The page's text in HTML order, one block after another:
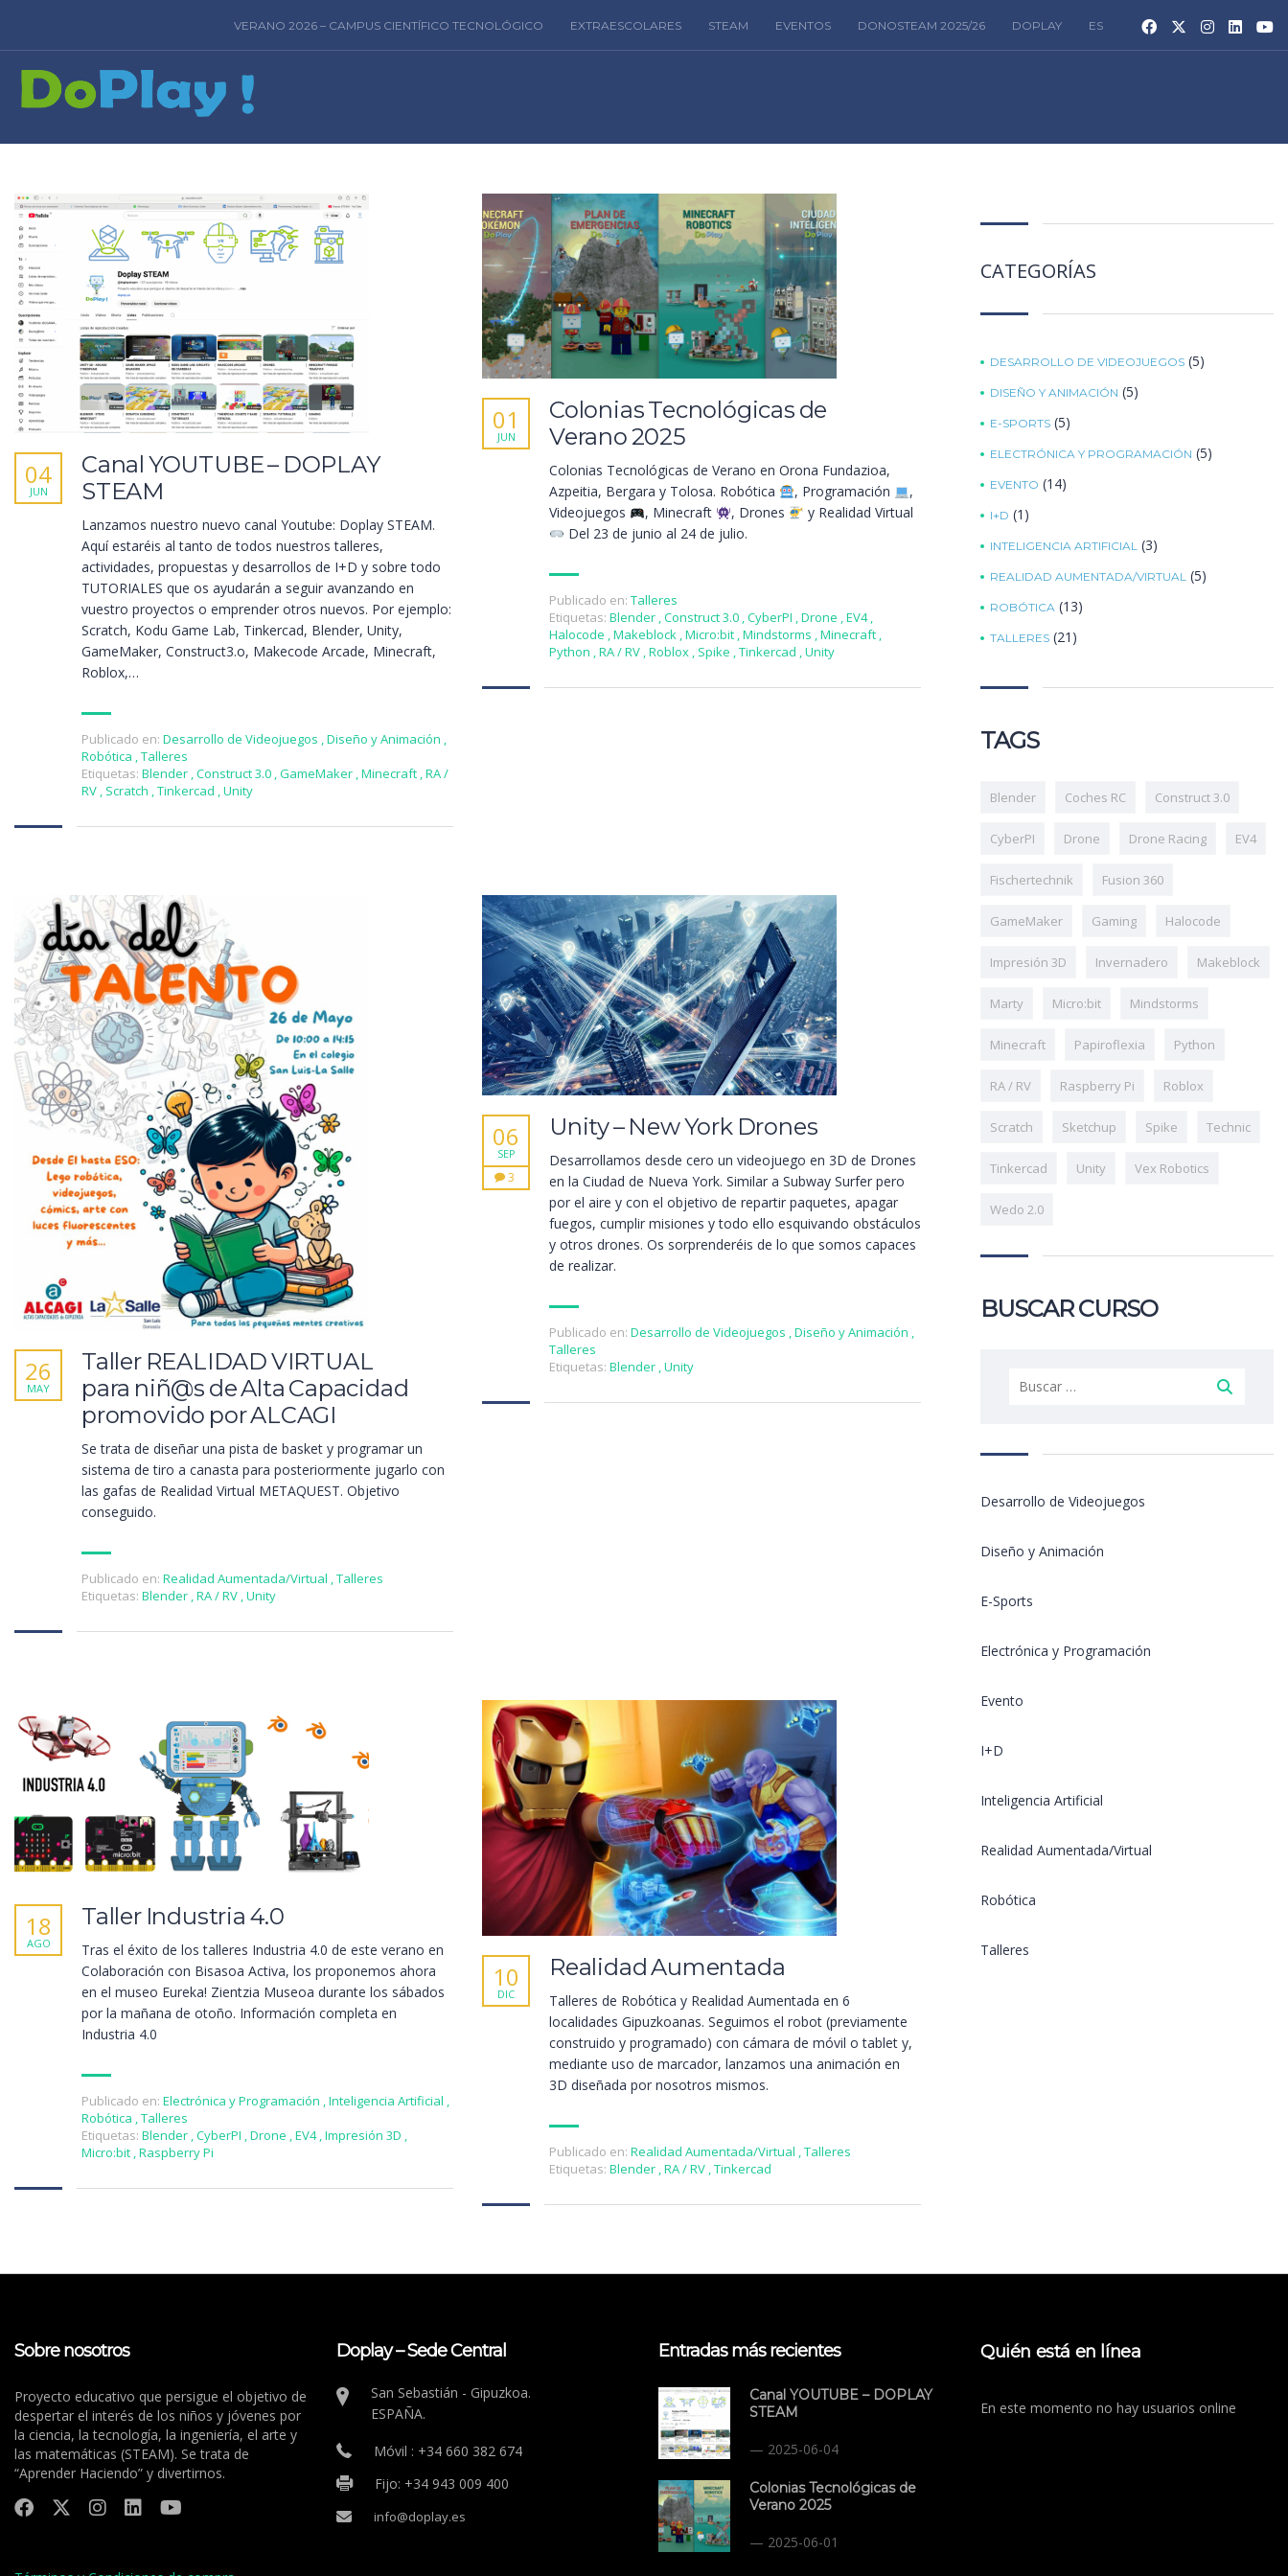
VERANO 2026 – CAMPUS CIENTÍFICO TECNOLÓGICO EXTRAESCOLARES STEAM EVENTOS DONOSTEAM 2025/26 DOPLAY ES
Canal YOUTUBE – DOPLAY
STEAM
04
JUN
Lanzamos nuestro nuevo canal Youtube: Doplay STEAM.
Aquí estaréis al tanto de todos nuestros talleres,
actividades, propuestas y desarrollos de I+D y sobre todo
TUTORIALES que os ayudarán a seguir avanzando en
vuestro proyectos o emprender otros nuevos. Por ejemplo:
Scratch, Kodu Game Lab, Tinkercad, Blender, Unity,
GameMaker, Construct3.o, Makecode Arcade, Minecraft,
Roblox,…
Publicado en: Desarrollo de Videojuegos ,Diseño y Animación ,
Robótica ,Talleres
Etiquetas: Blender ,Construct 3.0 ,GameMaker ,Minecraft ,RA /
RV , Scratch ,Tinkercad ,Unity
Colonias Tecnológicas de
Verano 2025
01
JUN
Colonias Tecnológicas de Verano en Orona Fundazioa,
Azpeitia, Bergara y Tolosa. Robótica
, Programación
,
Videojuegos
, Minecraft , Drones
y Realidad Virtual
Del 23 de junio al 24 de julio.
Publicado en: Talleres
Etiquetas: Blender ,Construct 3.0 ,CyberPI ,Drone ,EV4,
Halocode ,Makeblock ,Micro:bit ,Mindstorms ,Minecraft ,
Python ,RA / RV ,Roblox , Spike ,Tinkercad ,Unity
Taller REALIDAD VIRTUAL
para niñ@s de Alta Capacidad
promovido por ALCAGI
26
MAY
Se trata de diseñar una pista de basket y programar un
sistema de tiro a canasta para posteriormente jugarlo con
las gafas de Realidad Virtual METAQUEST. Objetivo
conseguido.
Publicado en: Realidad Aumentada/Virtual Talleres
Etiquetas: Blender RA / RV Unity
Unity – New York Drones
06
SEP
3
Desarrollamos desde cero un videojuego en 3D de Drones
en la Ciudad de Nueva York. Similar a Subway Surfer pero
por el aire y con el objetivo de repartir paquetes, apagar
fuegos, cumplir misiones y todo ello esquivando obstáculos
y otros drones. Os sorprenderéis de lo que somos capaces
de realizar.
Publicado en: Desarrollo de Videojuegos Diseño y Animación
Talleres
Etiquetas: Blender Unity
Taller Industria 4.0
18
AGO
Tras el éxito de los talleres Industria 4.0 de este verano en
Colaboración con Bisasoa Activa, los proponemos ahora
en el museo Eureka! Zientzia Museoa durante los sábados
por la mañana de otoño. Información completa en
Industria 4.0
Publicado en: Electrónica y Programación Inteligencia Artificial
Robótica Talleres
Etiquetas: Blender CyberPI Drone EV4 Impresión 3D
Micro:bit Raspberry Pi
Realidad Aumentada
10
DIC
Talleres de Robótica y Realidad Aumentada en 6
localidades Gipuzkoanas. Seguimos el robot (previamente
construido y programado) con cámara de móvil o tablet y,
mediante uso de marcador, lanzamos una animación en
3D diseñada por nosotros mismos.
Publicado en: Realidad Aumentada/Virtual ,Talleres
Etiquetas: Blender ,RA / RV ,Tinkercad
CATEGORÍAS
DESARROLLO DE VIDEOJUEGOS (5)
DISEÑO Y ANIMACIÓN (5)
E-SPORTS (5)
ELECTRÓNICA Y PROGRAMACIÓN (5)
EVENTO (14)
I+D (1)
INTELIGENCIA ARTIFICIAL (3)
REALIDAD AUMENTADA/VIRTUAL (5)
ROBÓTICA (13)
TALLERES (21)
TAGS
Blender Coches RC Construct 3.0
CyberPI Drone Drone Racing EV4
Fischertechnik Fusion 360
GameMaker Gaming Halocode
Impresión 3D Invernadero Makeblock
Marty Micro:bit Mindstorms
Minecraft Papiroflexia Python
RA / RV Raspberry Pi Roblox
Scratch Sketchup Spike Technic
Tinkercad Unity Vex Robotics
Wedo 2.0
BUSCAR CURSO
Buscar:
Desarrollo de Videojuegos
Diseño y Animación
E-Sports
Electrónica y Programación
Evento
I+D
Inteligencia Artificial
Realidad Aumentada/Virtual
Robótica
Talleres
Sobre nosotros
Proyecto educativo que persigue el objetivo de
despertar el interés de los niños y jóvenes por
la ciencia, la tecnología, la ingeniería, el arte y
las matemáticas (STEAM). Se trata de
“Aprender Haciendo” y divertirnos.
Doplay – Sede Central
San Sebastián - Gipuzkoa.
ESPAÑA.
Móvil : +34 660 382 674
Fijo: +34 943 009 400
info@doplay.es
Entradas más recientes
Canal YOUTUBE – DOPLAY
STEAM
2025-06-04
Colonias Tecnológicas de
Verano 2025
2025-06-01
Quién está en línea
En este momento no hay usuarios online